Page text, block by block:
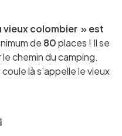
vieux colombier » est
de 80places ! Il se
chemin du camping.
là s’appelle le vieux